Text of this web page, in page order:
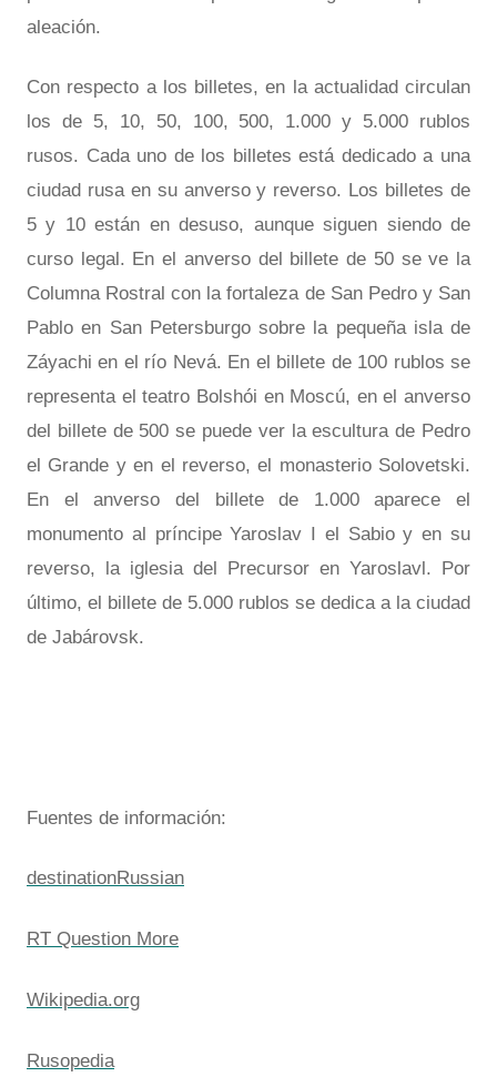
aleación.
Con respecto a los billetes, en la actualidad circulan
los de 5, 10, 50, 100, 500, 1.000 y 5.000 rublos
rusos. Cada uno de los billetes está dedicado a una
ciudad rusa en su anverso y reverso. Los billetes de
5 y 10 están en desuso, aunque siguen siendo de
curso legal. En el anverso del billete de 50 se ve la
Columna Rostral con la fortaleza de San Pedro y San
Pablo en San Petersburgo sobre la pequeña isla de
Záyachi en el río Nevá. En el billete de 100 rublos se
representa el teatro Bolshói en Moscú, en el anverso
del billete de 500 se puede ver la escultura de Pedro
el Grande y en el reverso, el monasterio Solovetski.
En el anverso del billete de 1.000 aparece el
monumento al príncipe Yaroslav I el Sabio y en su
reverso, la iglesia del Precursor en Yaroslavl. Por
último, el billete de 5.000 rublos se dedica a la ciudad
de Jabárovsk.
Fuentes de información:
destinationRussian
RT Question More
Wikipedia.org
Rusopedia